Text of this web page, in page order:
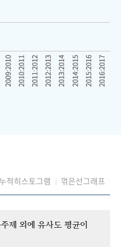
누적히스토그램 꺾은선그래프
제 외에 유사도 평균이